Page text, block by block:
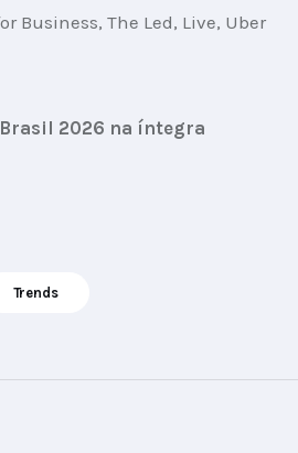
Business, The Led, Live, Uber
2026 na íntegra
Trends